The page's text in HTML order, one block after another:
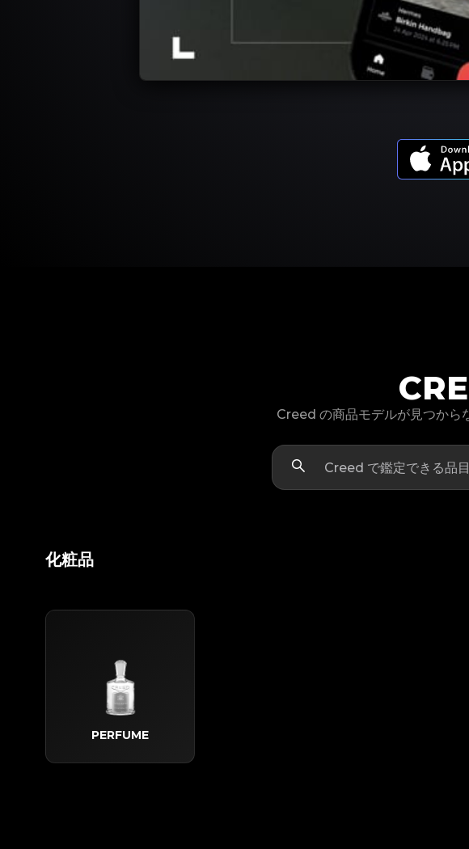
Creed の商品モデルが見つから
化粧品
PERFUME